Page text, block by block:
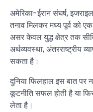
अमेरिका-ईरान संघर्ष,
तनाव मिलकर मध्य पूर्व को
असर केवल युद्ध क्षेत्र तक
अर्थव्यवस्था, अंतरराष्ट्रीय
सकता है।
दुनिया फिलहाल इस बात पर
कूटनीति सफल होती है या
लेता है।